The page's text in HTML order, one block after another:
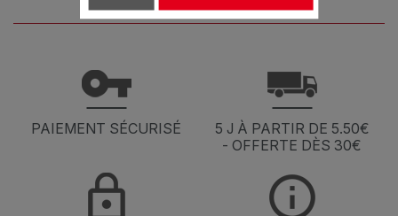
PAIEMENT SÉCURISÉ
5 J À PARTIR DE 5.50€
- OFFERTE DÈS 30€